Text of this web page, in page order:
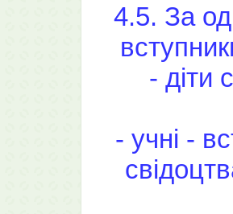
4.5. За
- діти
- учні -